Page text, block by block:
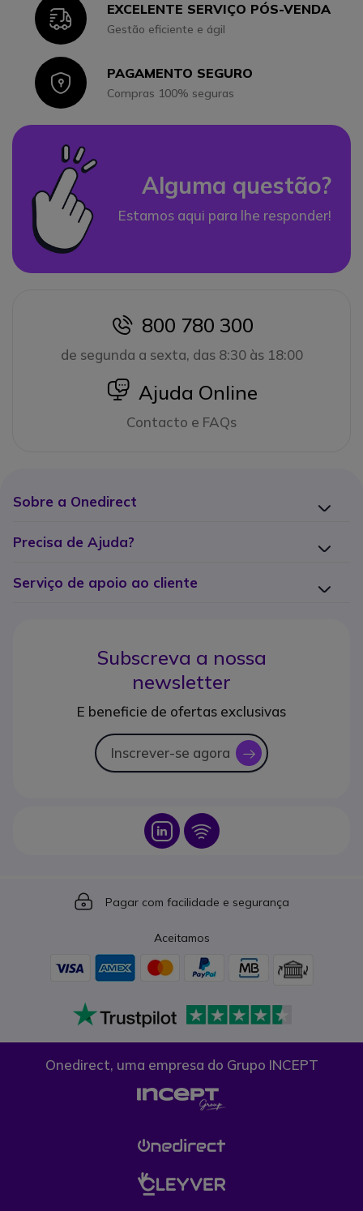
IconEXCELENTE SERVIÇO PÓS-VENDA
Gestão eficiente e ágil
IconPAGAMENTO SEGURO
Compras 100% seguras
Alguma questão?
Estamos aqui para lhe responder!
icon
800 780 300
de segunda a sexta, das 8:30 às 18:00
icon
Ajuda Online
Contacto e FAQs
Sobre a Onedirect
Precisa de Ajuda?
Serviço de apoio ao cliente
Subscreva a nossa
newsletter
E beneficie de ofertas exclusivas
Inscrever-se agora icon
Icon Icon
Icon
Pagar com facilidade e segurança
Aceitamos
Onedirect, uma empresa do Grupo INCEPT